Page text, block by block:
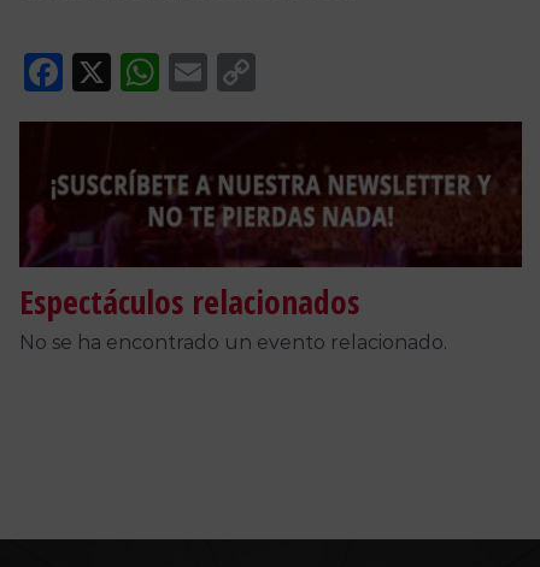
Facebook
X WhatsApp
Email
Copy
Link
Espectáculos relacionados
No se ha encontrado un evento relacionado.